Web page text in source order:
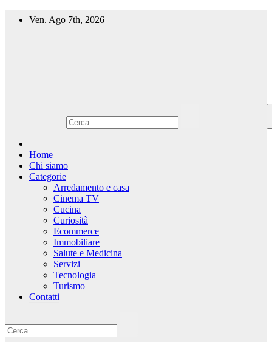
Ven. Ago 7th, 2026
Home
Chi siamo
Categorie
Arredamento e casa
Cinema TV
Cucina
Curiosità
Ecommerce
Immobiliare
Salute e Medicina
Servizi
Tecnologia
Turismo
Contatti